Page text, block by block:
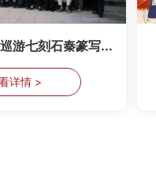
游七刻石秦篆写...
详情 >